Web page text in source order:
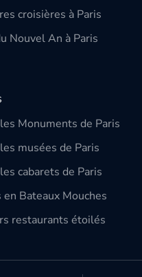
croisières à Paris
Nouvel An à Paris
Monuments de Paris
musées de Paris
cabarets de Paris
en Bateaux Mouches
restaurants étoilés